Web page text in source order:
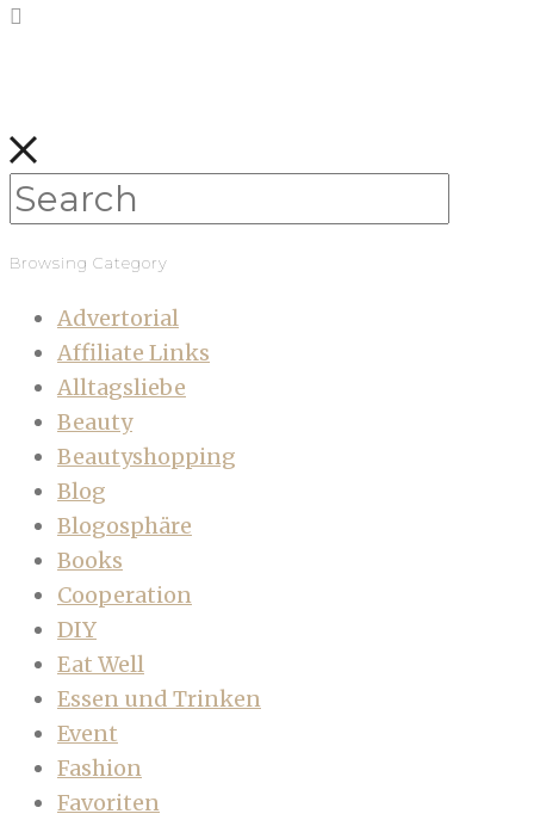
Browsing Category
Advertorial
Affiliate Links
Alltagsliebe
Beauty
Beautyshopping
Blog
Blogosphäre
Books
Cooperation
DIY
Eat Well
Essen und Trinken
Event
Fashion
Favoriten